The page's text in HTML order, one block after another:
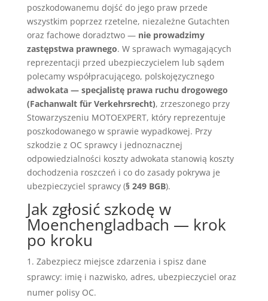
poszkodowanemu dojść do jego praw przede
wszystkim poprzez rzetelne, niezależne Gutachten
oraz fachowe doradztwo — nie prowadzimy
zastępstwa prawnego. W sprawach wymagających
reprezentacji przed ubezpieczycielem lub sądem
polecamy współpracującego, polskojęzycznego
adwokata — specjalistę prawa ruchu drogowego
(Fachanwalt für Verkehrsrecht), zrzeszonego przy
Stowarzyszeniu MOTOEXPERT, który reprezentuje
poszkodowanego w sprawie wypadkowej. Przy
szkodzie z OC sprawcy i jednoznacznej
odpowiedzialności koszty adwokata stanowią koszty
dochodzenia roszczeń i co do zasady pokrywa je
ubezpieczyciel sprawcy (§ 249 BGB).
Jak zgłosić szkodę w
Moenchengladbach — krok
po kroku
Zabezpiecz miejsce zdarzenia i spisz dane
sprawcy: imię i nazwisko, adres, ubezpieczyciel oraz
numer polisy OC.